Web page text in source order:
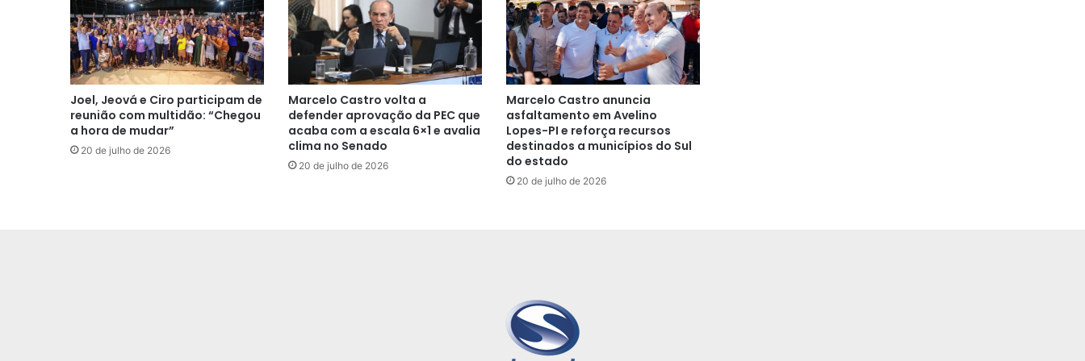
Joel, Jeová e Ciro participam de
reunião com multidão: “Chegou
a hora de mudar”
20 de julho de 2026
Marcelo Castro volta a
defender aprovação da PEC que
acaba com a escala 6×1 e avalia
clima no Senado
20 de julho de 2026
Marcelo Castro anuncia
asfaltamento em Avelino
Lopes-PI e reforça recursos
destinados a municípios do Sul
do estado
20 de julho de 2026